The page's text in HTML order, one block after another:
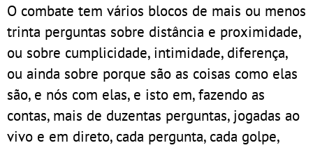
O combate tem vários blocos de mais ou menos
trinta perguntas sobre distância e proximidade,
ou sobre cumplicidade, intimidade, diferença,
ou ainda sobre porque são as coisas como elas
são, e nós com elas, e isto em, fazendo as
contas, mais de duzentas perguntas, jogadas ao
vivo e em direto, cada pergunta, cada golpe,